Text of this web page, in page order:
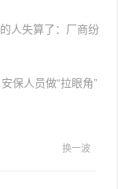
人失算了：厂商纷
保人员做“拉眼角”
换一波